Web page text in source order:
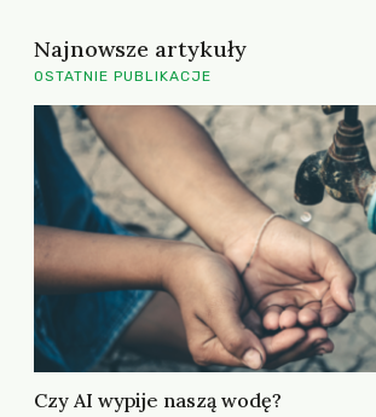
Najnowsze artykuły
OSTATNIE PUBLIKACJE
Czy AI wypije naszą wodę?